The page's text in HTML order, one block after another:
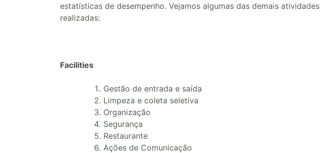
estatísticas de desempenho. Vejamos algumas das demais atividades
realizadas:
Facilities
Gestão de entrada e saída
Limpeza e coleta seletiva
Organização
Segurança
Restaurante
Ações de Comunicação